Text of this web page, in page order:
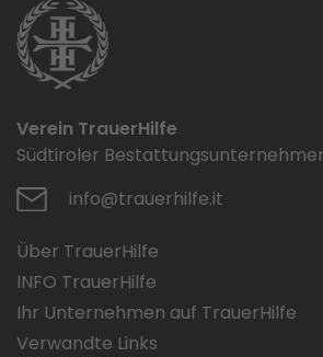
Verein TrauerHilfe
Südtiroler
info@trauerhilfe.it
Über TrauerHilfe
INFO TrauerHilfe
Ihr Unternehmen auf TrauerHilfe
Verwandte Links